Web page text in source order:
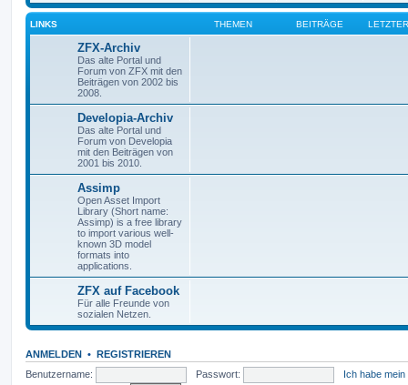
LINKS THEMEN BEITRÄGE
ZFX-Archiv
Das alte Portal und
Forum von ZFX mit den
Beiträgen von 2002 bis
2008.
Developia-Archiv
Das alte Portal und
Forum von Developia
mit den Beiträgen von
2001 bis 2010.
Assimp
Open Asset Import
Library (Short name:
Assimp) is a free library
to import various well-
known 3D model
formats into
applications.
ZFX auf Facebook
Für alle Freunde von
sozialen Netzen.
ANMELDEN •
REGISTRIEREN
Benutzername:
Passwort:
Ich habe